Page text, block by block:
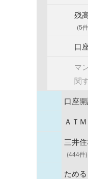
残
(5
口
マ
関
口座
ＡＴＭ
三井
(444件)
ため